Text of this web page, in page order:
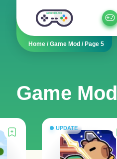
Home /Game Mod / Page 5
Game Mod
UPDATE